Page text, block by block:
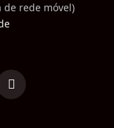
rede móvel)
TikTok